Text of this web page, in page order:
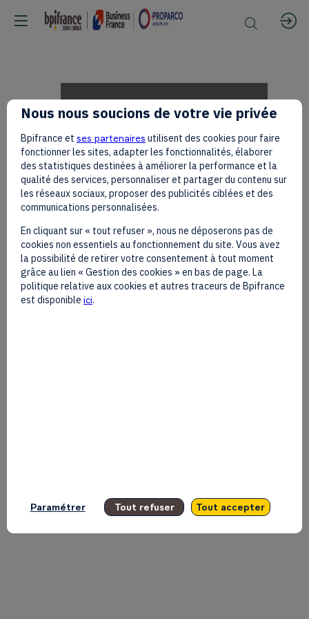
Hon.
Dhaneshwar
Damry
sur
Inspire.
11
Nous nous soucions de votre vie privée
Bpifrance et ses partenaires utilisent des cookies pour faire
fonctionner les sites, adapter les fonctionnalités, élaborer
des statistiques destinées à améliorer la performance et la
qualité des services, personnaliser et partager du contenu sur
les réseaux sociaux, proposer des publicités ciblées et des
communications personnalisées.
En cliquant sur « tout refuser », nous ne déposerons pas de
cookies non essentiels au fonctionnement du site. Vous avez
la possibilité de retirer votre consentement à tout moment
grâce au lien « Gestion des cookies » en bas de page. La
politique relative aux cookies et autres traceurs de Bpifrance
est disponible ici.
Paramétrer Tout refuser Tout accepter